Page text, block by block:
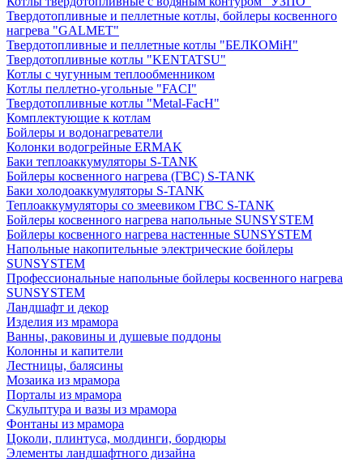
Твердотопливные и пеллетные котлы, бойлеры косвенного
нагрева "GALMET"
Твердотопливные и пеллетные котлы "БЕЛКОМiН"
Твердотопливные котлы "KENTATSU"
Котлы с чугунным теплообменником
Котлы пеллетно-угольные "FACI"
Твердотопливные котлы "Metal-FacH"
Комплектующие к котлам
Бойлеры и водонагреватели
Колонки водогрейные ERMAK
Баки теплоаккумуляторы S-TANK
Бойлеры косвенного нагрева (ГВС) S-TANK
Баки холодоаккумуляторы S-TANK
Теплоаккумуляторы со змеевиком ГВС S-TANK
Бойлеры косвенного нагрева напольные SUNSYSTEM
Бойлеры косвенного нагрева настенные SUNSYSTEM
Напольные накопительные электрические бойлеры
SUNSYSTEM
Профессиональные напольные бойлеры косвенного нагрева
SUNSYSTEM
Ландшафт и декор
Изделия из мрамора
Ванны, раковины и душевые поддоны
Колонны и капители
Лестницы, балясины
Мозаика из мрамора
Порталы из мрамора
Скульптура и вазы из мрамора
Фонтаны из мрамора
Цоколи, плинтуса, молдинги, бордюры
Элементы ландшафтного дизайна